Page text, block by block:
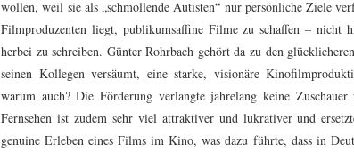
wollen, weil sie als „schmollende Autisten“ nur persönliche Ziele
Filmproduzenten liegt, publikumsaffine Filme zu schaffen – nicht
herbei zu schreiben. Günter Rohrbach gehört da zu den
seinen Kollegen versäumt, eine starke, visionäre
warum auch? Die Förderung verlangte jahrelang keine
Fernsehen ist zudem sehr viel attraktiver und lukrativer und
genuine Erleben eines Films im Kino, was dazu führte, dass in